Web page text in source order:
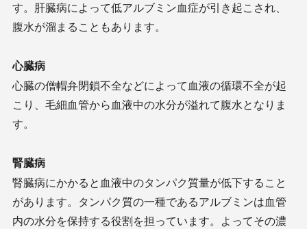
す。肝臓病によって低アルブミン血症が引き起こされ、
腹水が溜まることもあります。
心臓病
心臓の僧帽弁閉鎖不全などによって血液の循環不全が起
こり、毛細血管から血液中の水分が溢れて腹水となりま
す。
腎臓病
腎臓病にかかると血液中のタンパク質量が低下すること
があります。タンパク質の一種であるアルブミンは血管
内の水分を保持する役割を担っています。よってその濃